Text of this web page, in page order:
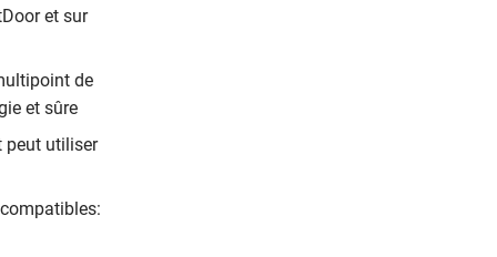
et sur
de
et sûre
peut utiliser